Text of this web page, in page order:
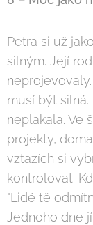
Petra si už
silným. Její
musí být
neplakala. Ve
projekty,
vztazích si
kontrolovat.
"Lidé tě
Jednoho dne